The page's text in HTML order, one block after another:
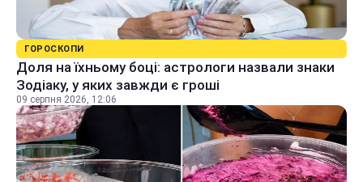
ГОРОСКОПИ
Доля на їхньому боці: астрологи назвали знаки
Зодіаку, у яких завжди є гроші
09 серпня 2026, 12:06